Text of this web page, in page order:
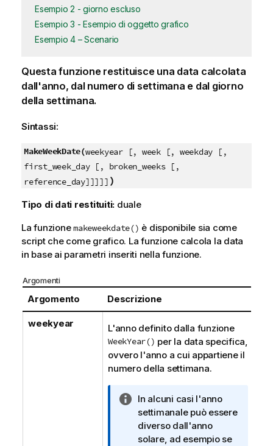
Esempio 2 - giorno escluso
Esempio 3 - Esempio di oggetto grafico
Esempio 4 – Scenario
Questa funzione restituisce una data calcolata
dall'anno, dal numero di settimana e dal giorno
della settimana.
Sintassi:
MakeWeekDate(weekyear [, week [, weekday [,
first_week_day [, broken_weeks [,
reference_day]]]]] )
Tipo di dati restituiti: duale
La funzionemakeweekdate() è disponibile sia come
script che come grafico. La funzione calcola la data
in base ai parametri inseriti nella funzione.
Argomenti
Argomento Descrizione
weekyear L'anno definito dalla funzione
WeekYear() per la data specifica,
ovvero l'anno a cui appartiene il
numero della settimana.
N
o
t
a
In alcuni casi l'anno
settimanale può essere
diverso dall'anno
solare, ad esempio se